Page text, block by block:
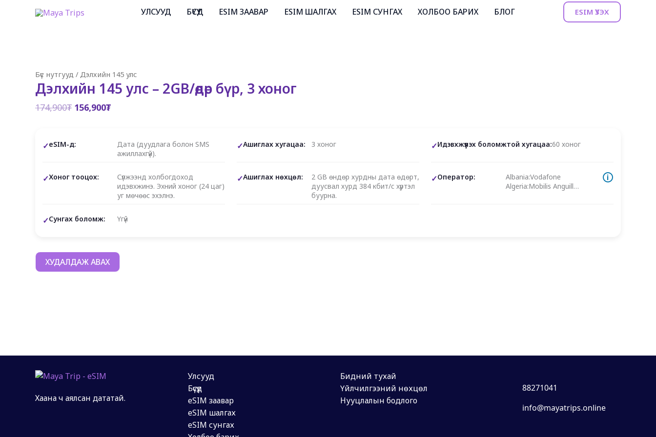
УЛСУУД БҮСҮҮД ESIM ЗААВАР ESIM ШАЛГАХ ESIM СУНГАХ ХОЛБОО БАРИХ БЛОГ ESIM ҮЗЭХ
Бүс нутгууд / Дэлхийн 145 улс
Дэлхийн 145 улс – 2GB/өдөр бүр, 3 хоног
174,900₮ Original
174,900₮.
156,900₮Current
156,900₮.
eSIM-д:
Дата (дуудлага болон SMS
ажиллахгүй).
Ашиглах хугацаа: 3 хоног Идэвхжүүлэх боломжтой хугацаа:60 хоног
Хоног тооцох:
Сүлжээнд холбогдоход
идэвхжинэ. Эхний хоног (24 цаг)
уг мөчөөс эхэлнэ.
Ашиглах нөхцөл:
2 GB өндөр хурдны дата өдөрт,
дуусвал хурд 384 кбит/с хүртэл
буурна.
Оператор:
Albania:Vodafone
Algeria:Mobilis Anguill…
🛈
Сунгах боломж: Үгүй
ХУДАЛДАЖ АВАХ
Хаана ч аялсан дататай.
Улсууд
Бүсүүд
eSIM заавар
eSIM шалгах
eSIM сунгах
Бидний тухай
Үйлчилгээний нөхцөл
Нууцлалын бодлого
88271041
info@mayatrips.online